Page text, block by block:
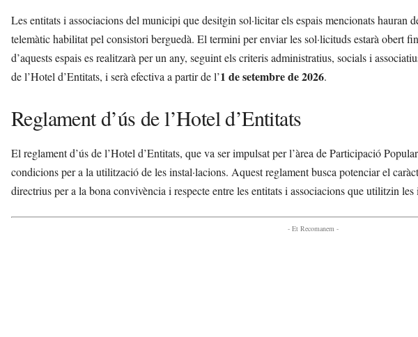
Les entitats i associacions del municipi que desitgin sol·licitar els espais mencionats hauran
telemàtic habilitat pel consistori berguedà. El termini per enviar les sol·licituds estarà obert
d’aquests espais es realitzarà per un any, seguint els criteris administratius, socials i
de l’Hotel d’Entitats, i serà efectiva a partir de l’1 de setembre de 2026.
Reglament d’ús de l’Hotel d’Entitats
El reglament d’ús de l’Hotel d’Entitats, que va ser impulsat per l’àrea de Participació
condicions per a la utilització de les instal·lacions. Aquest reglament busca potenciar el
directrius per a la bona convivència i respecte entre les entitats i associacions que utilitzin les
- Et Recomanem -